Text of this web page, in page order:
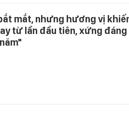
mắt, nhưng hương vị
từ lần đầu tiên, xứng đáng